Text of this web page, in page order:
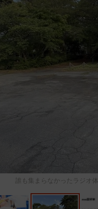
誰も集まらなかったラジオ